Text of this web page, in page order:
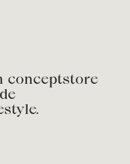
conceptstore